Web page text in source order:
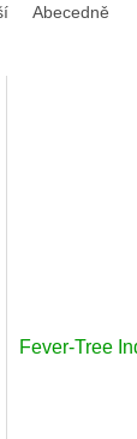
Abecedně
Fever-Tree